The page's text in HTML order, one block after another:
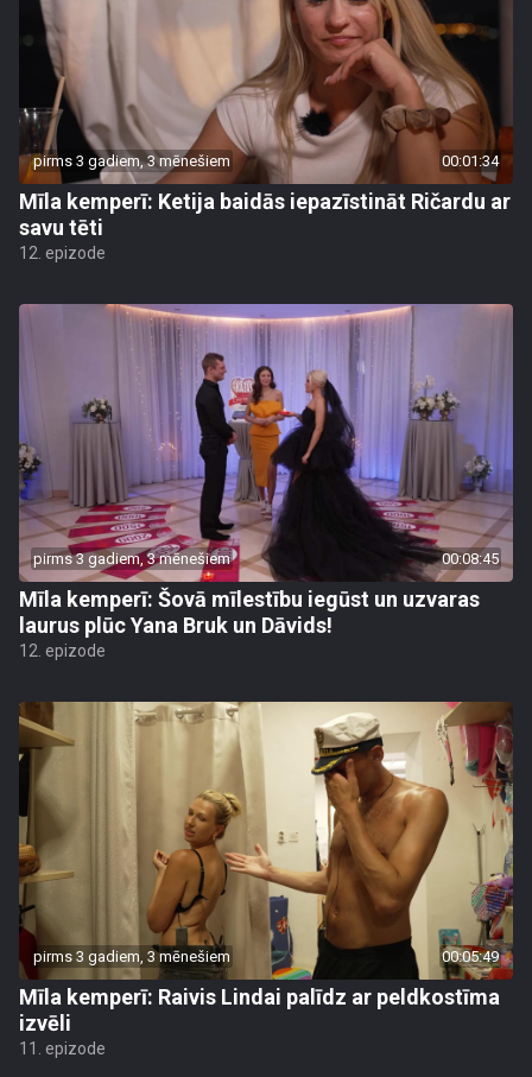
pirms 3 gadiem, 3 mēnešiem 00:01:34
Mīla kemperī: Ketija baidās iepazīstināt Ričardu ar
savu tēti
12. epizode
pirms 3 gadiem, 3 mēnešiem 00:08:45
Mīla kemperī: Šovā mīlestību iegūst un uzvaras
laurus plūc Yana Bruk un Dāvids!
12. epizode
pirms 3 gadiem, 3 mēnešiem 00:05:49
Mīla kemperī: Raivis Lindai palīdz ar peldkostīma
izvēli
11. epizode